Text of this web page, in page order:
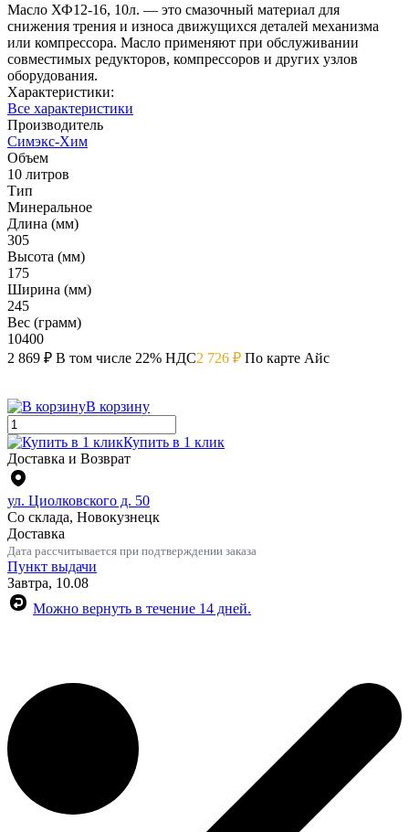
Масло ХФ12-16, 10л. — это смазочный материал для
снижения трения и износа движущихся деталей механизма
или компрессора. Масло применяют при обслуживании
совместимых редукторов, компрессоров и других узлов
оборудования.
Характеристики:
Все характеристики
Производитель
Симэкс-Хим
Объем
10 литров
Тип
Минеральное
Длина (мм)
305
Высота (мм)
175
Ширина (мм)
245
Вес (грамм)
10400
2 869 ₽ В том числе 22% НДС2 726 ₽ По карте Айс
В корзину
Купить в 1 клик
Доставка и Возврат
ул. Циолковского д. 50
Со склада, Новокузнецк
Доставка
Дата рассчитывается при подтверждении заказа
Пункт выдачи
Завтра, 10.08
Можно вернуть в течение 14 дней.